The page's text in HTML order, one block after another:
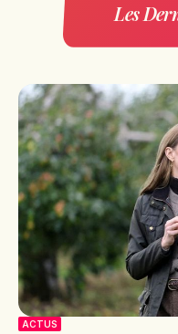
Les
ACTUS